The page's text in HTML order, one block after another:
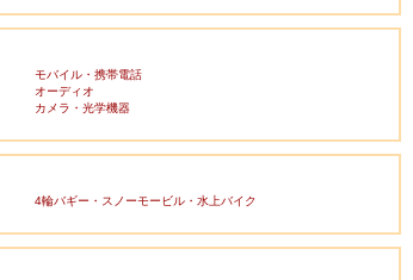
モバイル・携帯電話
オーディオ
カメラ・光学機器
4輪バギー・スノーモービル・水上バイク